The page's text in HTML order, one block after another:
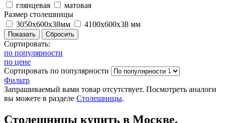
глянцевая
матовая
Размер столешницы
3050х600х38мм
4100х600х38 мм
Сортировать:
по популярности
по цене
Сортировать по популярности
Фильтр
Запрашиваемый вами товар отсутствует. Посмотреть аналоги
вы можете в разделе Столешницы.
Столешницы купить в Москве.